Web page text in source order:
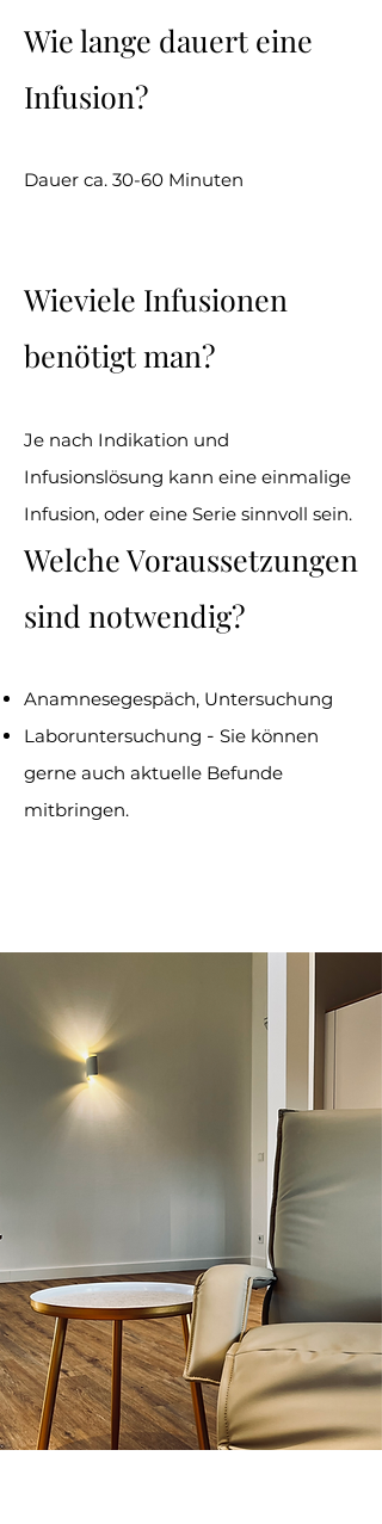
Wie lange dauert eine
Infusion?
Dauer ca. 30-60 Minuten
Wieviele Infusionen
benötigt man?
Je nach Indikation und
Infusionslösung kann eine einmalige
Infusion, oder eine Serie sinnvoll sein.
Welche Voraussetzungen
sind notwendig?
Anamnesegespäch, Untersuchung
Laboruntersuchung - Sie können
gerne auch aktuelle Befunde
mitbringen.